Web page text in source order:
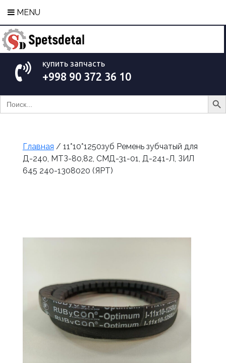
MENU
купить запчасть
+998 90 372 36 10
Search
for:
Search
Главная / 11*10*1250зуб Ремень зубчатый для
Д-240, МТЗ-80,82, СМД-31-01, Д-241-Л, ЗИЛ
645 240-1308020 (ЯРТ)